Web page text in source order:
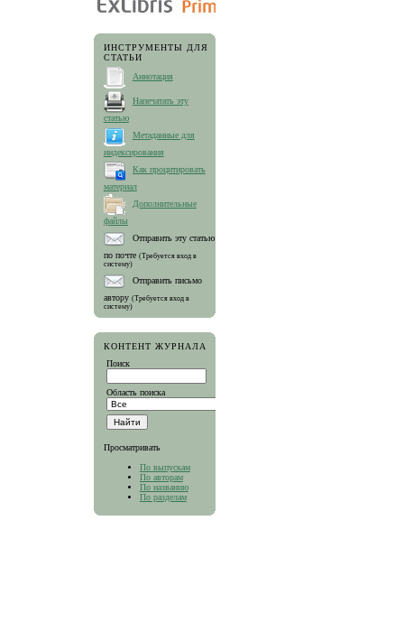
ИНСТРУМЕНТЫ ДЛЯ
СТАТЬИ
Аннотация
Напечатать эту
статью
Метаданные для
индексирования
Как процитировать
материал
Дополнительные
файлы
Отправить эту статью
по почте (Требуется вход в
систему)
Отправить письмо
автору (Требуется вход в
систему)
КОНТЕНТ ЖУРНАЛА
Поиск
Область поиска
Просматривать
По выпускам
По авторам
По названию
По разделам